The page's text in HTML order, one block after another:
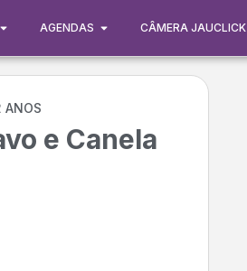
AGENDAS CÂMERA JAUCLICK
ANOS
e Canela